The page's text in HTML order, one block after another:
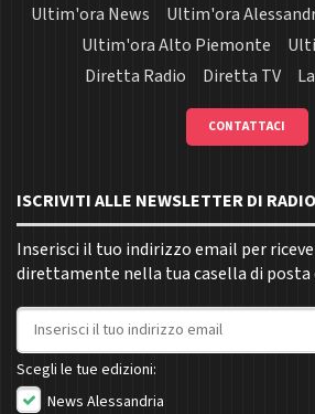
Ultim'ora News
Ultim'ora
Ultim'ora Alto Piemonte
Diretta Radio
Diretta TV
CONTATTACI
ISCRIVITI ALLE NEWSLETTER DI
Inserisci il tuo indirizzo email per
direttamente nella tua casella di
Indirizzo email
Scegli le tue edizioni:
News Alessandria